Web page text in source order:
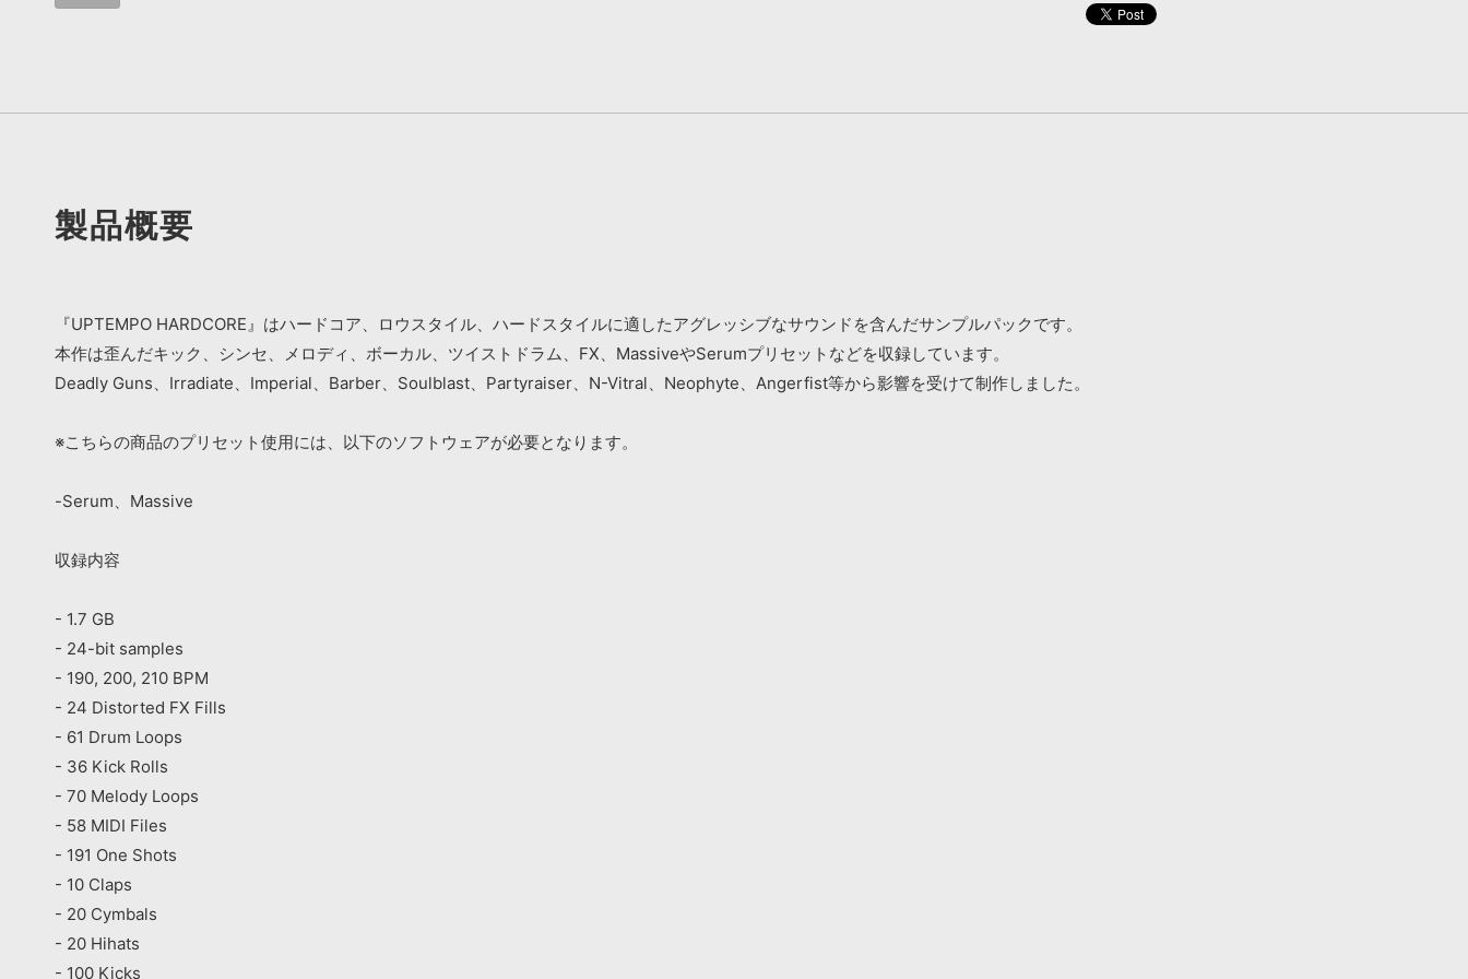
製品概要
『UPTEMPO HARDCORE』はハードコア、ロウスタイル、ハードスタイルに適したアグレッシブなサウンドを含んだサンプルパックです。
本作は歪んだキック、シンセ、メロディ、ボーカル、ツイストドラム、FX、MassiveやSerumプリセットなどを収録しています。
Deadly Guns、Irradiate、Imperial、Barber、Soulblast、Partyraiser、N-Vitral、Neophyte、Angerfist等から影響を受けて制作しました。
※こちらの商品のプリセット使用には、以下のソフトウェアが必要となります。
-Serum、Massive
収録内容
- 1.7 GB
- 24-bit samples
- 190, 200, 210 BPM
- 24 Distorted FX Fills
- 61 Drum Loops
- 36 Kick Rolls
- 70 Melody Loops
- 58 MIDI Files
- 191 One Shots
- 10 Claps
- 20 Cymbals
- 20 Hihats
- 100 Kicks